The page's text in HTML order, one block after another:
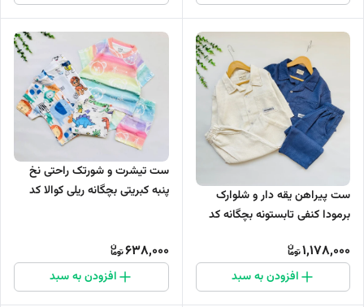
ست پیراهن یقه دار و شلوارک
برمودا کنفی تابستونه بچگانه کد
1,178,000
افزودن به سبد
ست تیشرت و شورتک راحتی نخ
پنبه کبریتی بچگانه ریلی کوالا کد
638,000
افزودن به سبد